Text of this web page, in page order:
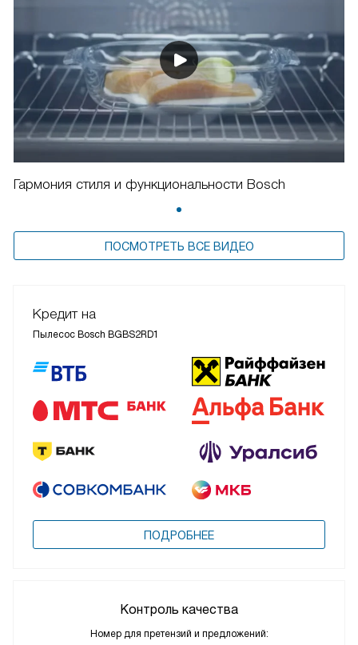
Гармония стиля и функциональности Bosch
ПОСМОТРЕТЬ ВСЕ ВИДЕО
Кредит на
Пылесос Bosch BGBS2RD1
ПОДРОБНЕЕ
Контроль качества
Номер для претензий и предложений: